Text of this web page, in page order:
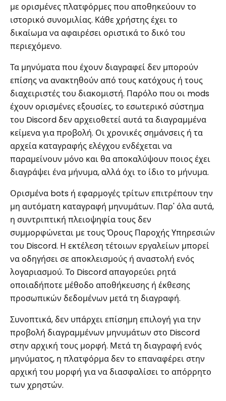
με ορισμένες πλατφόρμες που αποθηκεύουν το
ιστορικό συνομιλίας. Κάθε χρήστης έχει το
δικαίωμα να αφαιρέσει οριστικά το δικό του
περιεχόμενο.
Τα μηνύματα που έχουν διαγραφεί δεν μπορούν
επίσης να ανακτηθούν από τους κατόχους ή τους
διαχειριστές του διακομιστή. Παρόλο που οι mods
έχουν ορισμένες εξουσίες, το εσωτερικό σύστημα
του Discord δεν αρχειοθετεί αυτά τα διαγραμμένα
κείμενα για προβολή. Οι χρονικές σημάνσεις ή τα
αρχεία καταγραφής ελέγχου ενδέχεται να
παραμείνουν μόνο και θα αποκαλύψουν ποιος έχει
διαγράψει ένα μήνυμα, αλλά όχι το ίδιο το μήνυμα.
Ορισμένα bots ή εφαρμογές τρίτων επιτρέπουν την
μη αυτόματη καταγραφή μηνυμάτων. Παρ' όλα αυτά,
η συντριπτική πλειοψηφία τους δεν
συμμορφώνεται με τους Όρους Παροχής Υπηρεσιών
του Discord. Η εκτέλεση τέτοιων εργαλείων μπορεί
να οδηγήσει σε αποκλεισμούς ή αναστολή ενός
λογαριασμού. Το Discord απαγορεύει ρητά
οποιαδήποτε μέθοδο αποθήκευσης ή έκθεσης
προσωπικών δεδομένων μετά τη διαγραφή.
Συνοπτικά, δεν υπάρχει επίσημη επιλογή για την
προβολή διαγραμμένων μηνυμάτων στο Discord
στην αρχική τους μορφή. Μετά τη διαγραφή ενός
μηνύματος, η πλατφόρμα δεν το επαναφέρει στην
αρχική του μορφή για να διασφαλίσει το απόρρητο
των χρηστών.